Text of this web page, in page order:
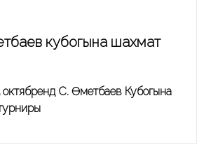
кубогына шахмат
С. Өметбаев Кубогына